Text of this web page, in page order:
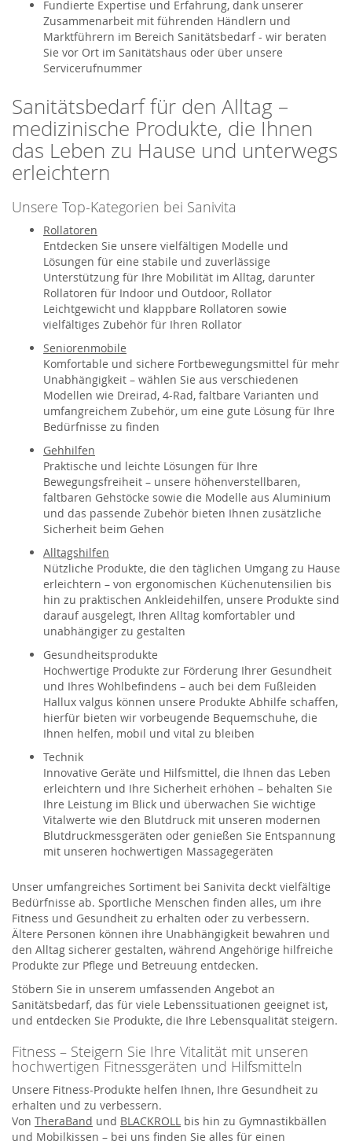
Fundierte Expertise und Erfahrung, dank unserer
Zusammenarbeit mit führenden Händlern und
Marktführern im Bereich Sanitätsbedarf - wir beraten
Sie vor Ort im Sanitätshaus oder über unsere
Servicerufnummer
Sanitätsbedarf für den Alltag –
medizinische Produkte, die Ihnen
das Leben zu Hause und unterwegs
erleichtern
Unsere Top-Kategorien bei Sanivita
Rollatoren
Entdecken Sie unsere vielfältigen Modelle und
Lösungen für eine stabile und zuverlässige
Unterstützung für Ihre Mobilität im Alltag, darunter
Rollatoren für Indoor und Outdoor, Rollator
Leichtgewicht und klappbare Rollatoren sowie
vielfältiges Zubehör für Ihren Rollator
Seniorenmobile
Komfortable und sichere Fortbewegungsmittel für mehr
Unabhängigkeit – wählen Sie aus verschiedenen
Modellen wie Dreirad, 4-Rad, faltbare Varianten und
umfangreichem Zubehör, um eine gute Lösung für Ihre
Bedürfnisse zu finden
Gehhilfen
Praktische und leichte Lösungen für Ihre
Bewegungsfreiheit – unsere höhenverstellbaren,
faltbaren Gehstöcke sowie die Modelle aus Aluminium
und das passende Zubehör bieten Ihnen zusätzliche
Sicherheit beim Gehen
Alltagshilfen
Nützliche Produkte, die den täglichen Umgang zu Hause
erleichtern – von ergonomischen Küchenutensilien bis
hin zu praktischen Ankleidehilfen, unsere Produkte sind
darauf ausgelegt, Ihren Alltag komfortabler und
unabhängiger zu gestalten
Gesundheitsprodukte
Hochwertige Produkte zur Förderung Ihrer Gesundheit
und Ihres Wohlbefindens – auch bei dem Fußleiden
Hallux valgus können unsere Produkte Abhilfe schaffen,
hierfür bieten wir vorbeugende Bequemschuhe, die
Ihnen helfen, mobil und vital zu bleiben
Technik
Innovative Geräte und Hilfsmittel, die Ihnen das Leben
erleichtern und Ihre Sicherheit erhöhen – behalten Sie
Ihre Leistung im Blick und überwachen Sie wichtige
Vitalwerte wie den Blutdruck mit unseren modernen
Blutdruckmessgeräten oder genießen Sie Entspannung
mit unseren hochwertigen Massagegeräten
Unser umfangreiches Sortiment bei Sanivita deckt vielfältige
Bedürfnisse ab. Sportliche Menschen finden alles, um ihre
Fitness und Gesundheit zu erhalten oder zu verbessern.
Ältere Personen können ihre Unabhängigkeit bewahren und
den Alltag sicherer gestalten, während Angehörige hilfreiche
Produkte zur Pflege und Betreuung entdecken.
Stöbern Sie in unserem umfassenden Angebot an
Sanitätsbedarf, das für viele Lebenssituationen geeignet ist,
und entdecken Sie Produkte, die Ihre Lebensqualität steigern.
Fitness – Steigern Sie Ihre Vitalität mit unseren
hochwertigen Fitnessgeräten und Hilfsmitteln
Unsere Fitness-Produkte helfen Ihnen, Ihre Gesundheit zu
erhalten und zu verbessern.
Von TheraBand und BLACKROLL bis hin zu Gymnastikbällen
und Mobilkissen – bei uns finden Sie alles für einen